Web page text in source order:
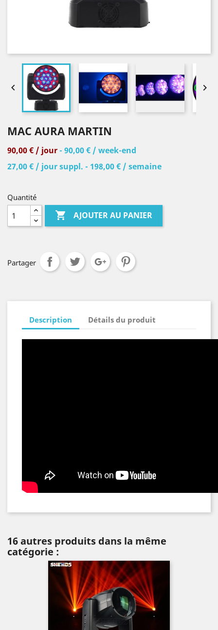
 
MAC AURA MARTIN
90,00 € / jour- 90,00 € / week-end
27,00 € / jour suppl. - 198,00 € / semaine
Quantité
 AJOUTER AU PANIER
Partager
Description Détails du produit
16 autres produits dans la même
catégorie :